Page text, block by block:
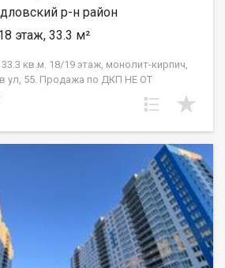
р-н район
этаж, 33.3 м²
кв.м. 18/19 этаж, монолит-кирпич,
ул, 55. Продажа по ДКП НЕ ОТ